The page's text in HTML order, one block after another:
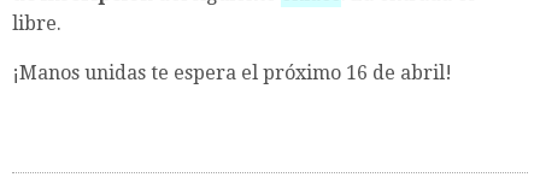
libre.
¡Manos unidas te espera el próximo 16 de abril!